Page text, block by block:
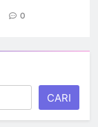
0
CARI